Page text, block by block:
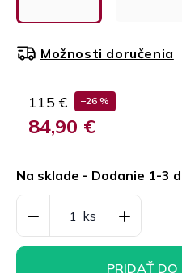
115 € –26 %
84,90 €
cena:
Na sklade - Dodanie 1-3
Možnosti doručenia
PRIDAŤ DO